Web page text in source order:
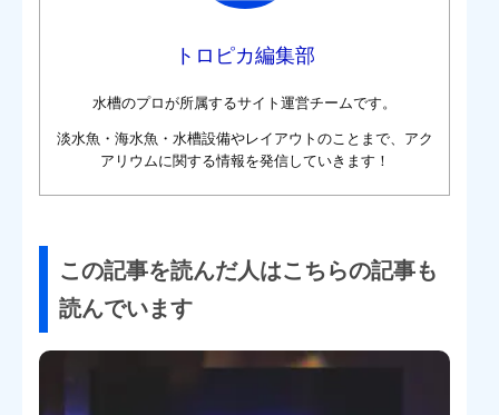
トロピカ編集部
水槽のプロが所属するサイト運営チームです。
淡水魚・海水魚・水槽設備やレイアウトのことまで、アク
アリウムに関する情報を発信していきます！
この記事を読んだ人はこちらの記事も
読んでいます